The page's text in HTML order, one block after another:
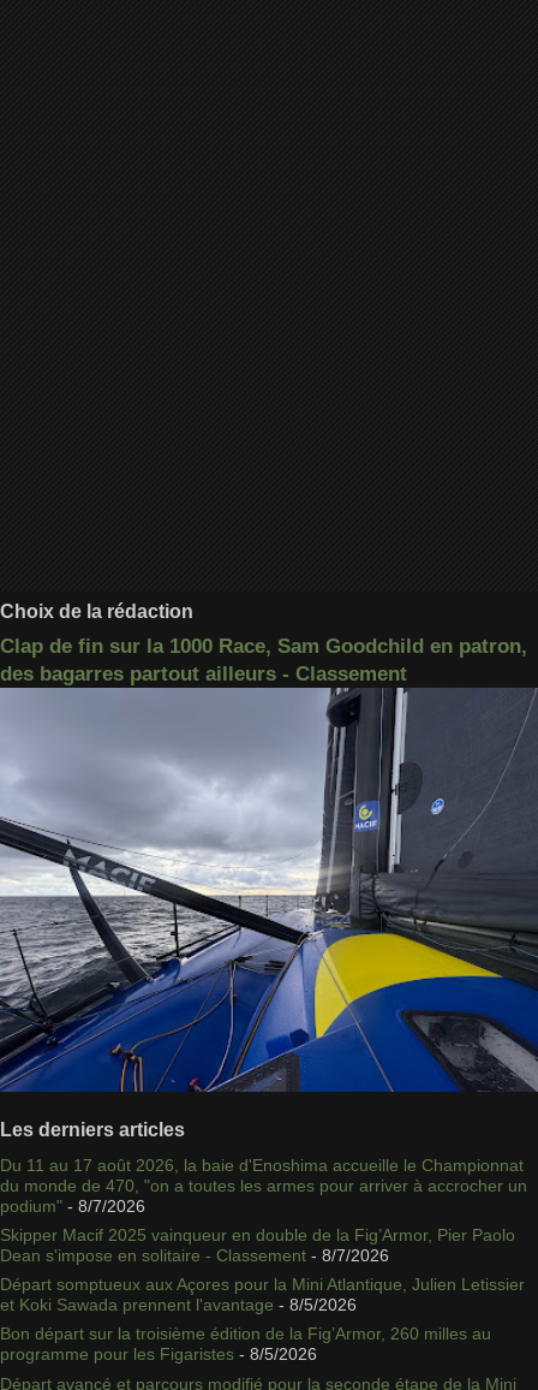
Choix de la rédaction
Clap de fin sur la 1000 Race, Sam Goodchild en patron,
des bagarres partout ailleurs - Classement
Les derniers articles
Du 11 au 17 août 2026, la baie d'Enoshima accueille le Championnat
du monde de 470, "on a toutes les armes pour arriver à accrocher un
podium" - 8/7/2026
Skipper Macif 2025 vainqueur en double de la Fig’Armor, Pier Paolo
Dean s'impose en solitaire - Classement - 8/7/2026
Départ somptueux aux Açores pour la Mini Atlantique, Julien Letissier
et Koki Sawada prennent l'avantage - 8/5/2026
Bon départ sur la troisième édition de la Fig’Armor, 260 milles au
programme pour les Figaristes - 8/5/2026
Départ avancé et parcours modifié pour la seconde étape de la Mini